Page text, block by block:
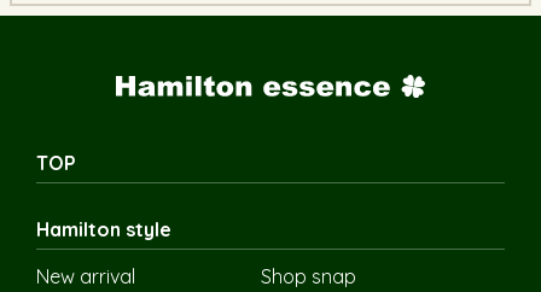
TOP
Hamilton style
New arrival
Shop snap